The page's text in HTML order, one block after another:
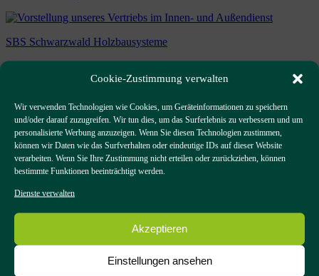
Cookie-Zustimmung verwalten
Wir verwenden Technologien wie Cookies, um Geräteinformationen zu speichern
und/oder darauf zuzugreifen. Wir tun dies, um das Surferlebnis zu verbessern und um
personalisierte Werbung anzuzeigen. Wenn Sie diesen Technologien zustimmen,
können wir Daten wie das Surfverhalten oder eindeutige IDs auf dieser Website
verarbeiten. Wenn Sie Ihre Zustimmung nicht erteilen oder zurückziehen, können
bestimmte Funktionen beeinträchtigt werden.
Dienste verwalten
Akzeptieren
Einstellungen ansehen
SBS Schwarzwald Holzbausysteme
Vorstellung unseres Vertriebs im Innen-
29. Oktober 20209. November 2020
Brettsperrholz ist ein beratungsintensives Produkt.
Die Themen Bauphysik, Statik und Montage spielen eine große
und wichtige Rolle. Deshalb sind unsere Mitarbeiter im Außen-
und Innendienst speziell auf dieses Produkt und die Bedürfnisse
Angelegenheiten, erarbeiten Vorbemessungen und
Konstruktionsvorschläge, geben wertvolle Verarbeitungshinweise
und klären die Möglichkeiten der Produktion – und das auf allen
Weiter beraten wir Sie gerne zu möglichen Beplankungen und